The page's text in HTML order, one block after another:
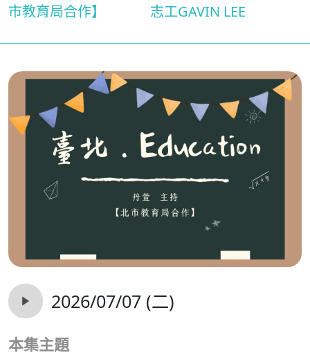
市教育局合作】
志工GAVIN LEE
2026/07/07 (二)
本集主題